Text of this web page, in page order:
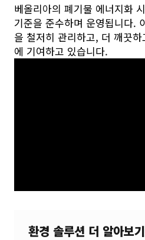
베올리아의 폐기물 에너지화
기준을 준수하며 운영됩니다.
을 철저히 관리하고, 더 깨끗
에 기여하고 있습니다.
환경 솔루션 더 알아보기